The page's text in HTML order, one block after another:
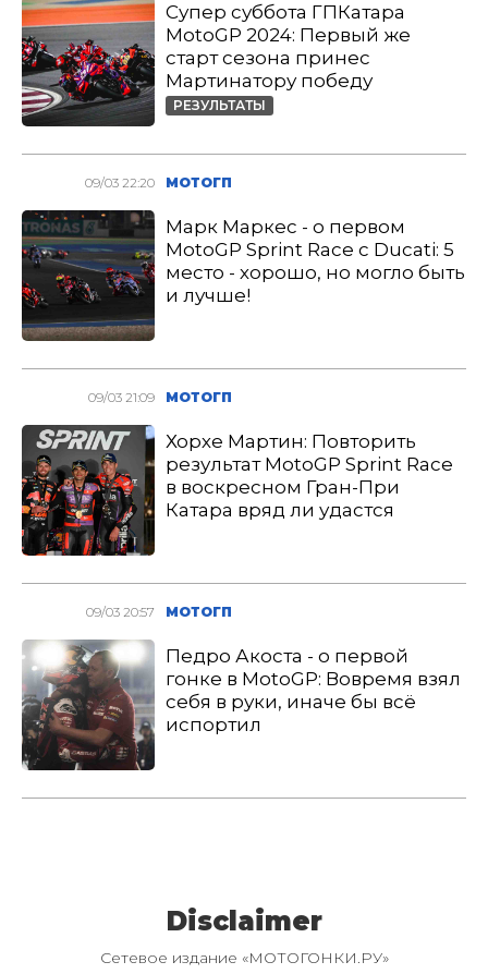
Супер суббота ГПКатара
MotoGP 2024: Первый же
старт сезона принес
Мартинатору победу
РЕЗУЛЬТАТЫ
09/03 22:20 МОТОГП
Марк Маркес - о первом
MotoGP Sprint Race с Ducati: 5
место - хорошо, но могло быть
и лучше!
09/03 21:09 МОТОГП
Хорхе Мартин: Повторить
результат MotoGP Sprint Race
в воскресном Гран-При
Катара вряд ли удастся
09/03 20:57 МОТОГП
Педро Акоста - о первой
гонке в MotoGP: Вовремя взял
себя в руки, иначе бы всё
испортил
Disclaimer
Сетевое издание «МОТОГОНКИ.РУ»